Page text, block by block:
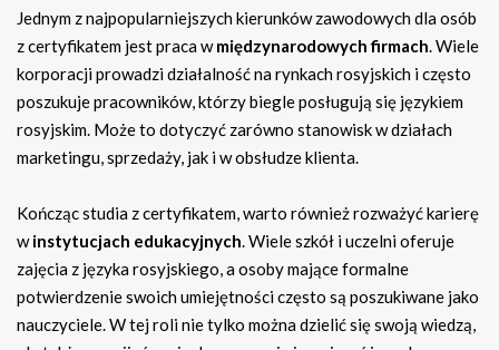
Jednym z najpopularniejszych kierunków zawodowych dla osób
z certyfikatem jest praca wmiędzynarodowych firmach. Wiele
korporacji prowadzi działalność na rynkach rosyjskich i często
poszukuje pracowników, którzy biegle posługują się językiem
rosyjskim. Może to dotyczyć zarówno stanowisk w działach
marketingu, sprzedaży, jak i w obsłudze klienta.
Kończąc studia z certyfikatem, warto również rozważyć karierę
winstytucjach edukacyjnych. Wiele szkół i uczelni oferuje
zajęcia z języka rosyjskiego, a osoby mające formalne
potwierdzenie swoich umiejętności często są poszukiwane jako
nauczyciele. W tej roli nie tylko można dzielić się swoją wiedzą,